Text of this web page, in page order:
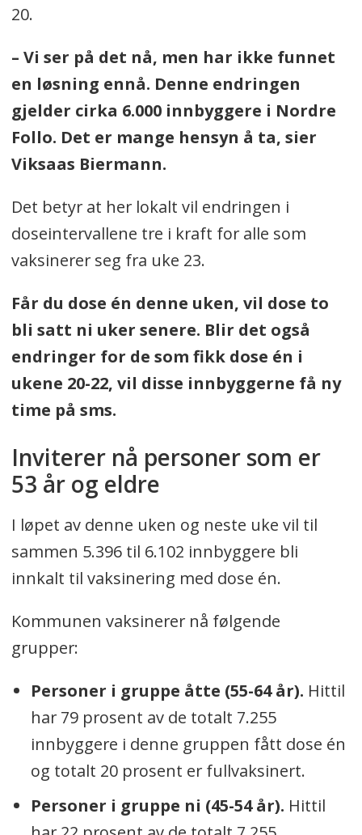
20.
– Vi ser på det nå, men har ikke funnet
en løsning ennå. Denne endringen
gjelder cirka 6.000 innbyggere i Nordre
Follo. Det er mange hensyn å ta, sier
Viksaas Biermann.
Det betyr at her lokalt vil endringen i
doseintervallene tre i kraft for alle som
vaksinerer seg fra uke 23.
Får du dose én denne uken, vil dose to
bli satt ni uker senere. Blir det også
endringer for de som fikk dose én i
ukene 20-22, vil disse innbyggerne få ny
time på sms.
Inviterer nå personer som er
53 år og eldre
I løpet av denne uken og neste uke vil til
sammen 5.396 til 6.102 innbyggere bli
innkalt til vaksinering med dose én.
Kommunen vaksinerer nå følgende
grupper:
Personer i gruppe åtte (55-64 år). Hittil
har 79 prosent av de totalt 7.255
innbyggere i denne gruppen fått dose én
og totalt 20 prosent er fullvaksinert.
Personer i gruppe ni (45-54 år). Hittil